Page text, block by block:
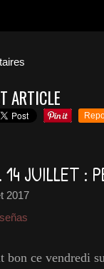
ARTICLE
JUILLET :
2017
ce vendredi